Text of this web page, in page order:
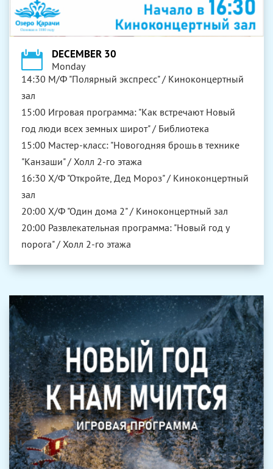
DECEMBER 30
Monday
14:30 М/Ф "Полярный экспресс" / Киноконцертный
зал
15:00 Игровая программа: "Как встречают Новый
год люди всех земных широт" / Библиотека
15:00 Мастер-класс: "Новогодняя брошь в технике
"Канзаши" / Холл 2-го этажа
16:30 Х/Ф "Откройте, Дед Мороз" / Киноконцертный
зал
20:00 Х/Ф "Один дома 2" / Киноконцертный зал
20:00 Развлекательная программа: "Новый год у
порога" / Холл 2-го этажа